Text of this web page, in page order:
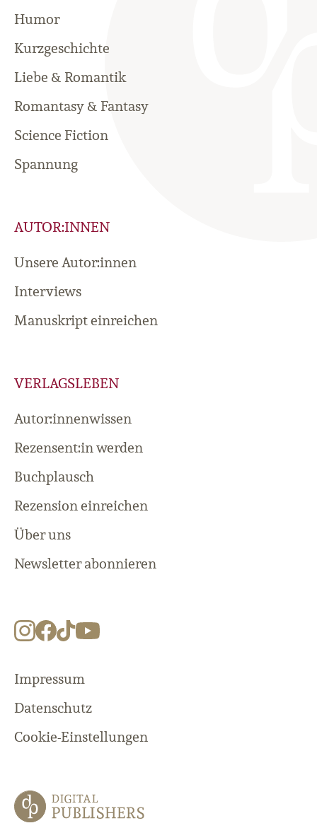
Humor
Kurzgeschichte
Liebe & Romantik
Romantasy & Fantasy
Science Fiction
Spannung
AUTOR:INNEN
Unsere Autor:innen
Interviews
Manuskript einreichen
VERLAGSLEBEN
Autor:innenwissen
Rezensent:in werden
Buchplausch
Rezension einreichen
Über uns
Newsletter abonnieren
Impressum
Datenschutz
Cookie-Einstellungen